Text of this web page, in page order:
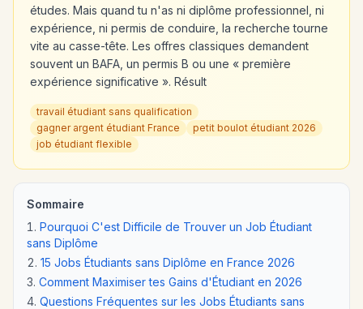
études. Mais quand tu n'as ni diplôme professionnel, ni
expérience, ni permis de conduire, la recherche tourne
vite au casse-tête. Les offres classiques demandent
souvent un BAFA, un permis B ou une « première
expérience significative ». Résult
travail étudiant sans qualification
gagner argent étudiant France
petit boulot étudiant 2026
job étudiant flexible
Sommaire
Pourquoi C'est Difficile de Trouver un Job Étudiant
sans Diplôme
15 Jobs Étudiants sans Diplôme en France 2026
Comment Maximiser tes Gains d'Étudiant en 2026
Questions Fréquentes sur les Jobs Étudiants sans